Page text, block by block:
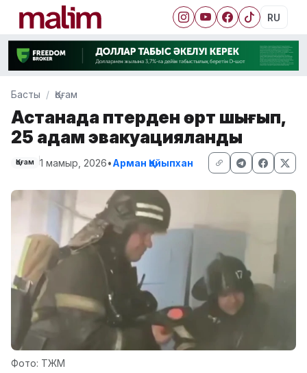
RU
Басты Қоғам
Астанада пәтерден өрт шығып,
25 адам эвакуацияланды
Қоғам 1 мамыр, 2026•Арман Қайыпхан
Фото: ТЖМ